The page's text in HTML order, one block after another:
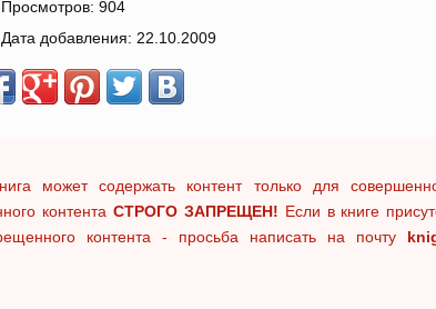
Просмотров: 904
Дата добавления: 22.10.2009
может содержать контент только для
контента СТРОГО ЗАПРЕЩЕН! Если в книге
контента - просьба написать на почту